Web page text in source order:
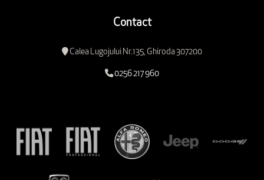
Contact
Calea Lugojului Nr.135, Ghiroda 307200
0256 217 960